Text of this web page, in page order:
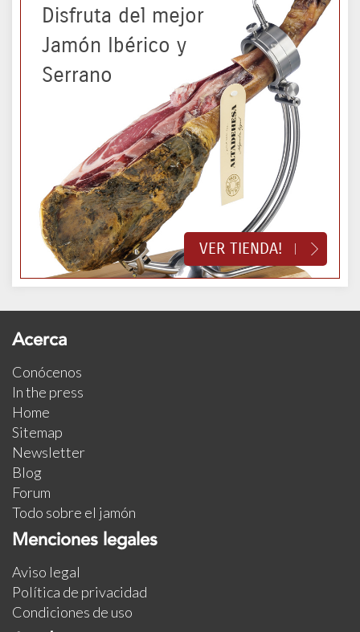
Disfruta del mejor
Jamón Ibérico y
Serrano
VER TIENDA!
Acerca
Conócenos
In the press
Home
Sitemap
Newsletter
Blog
Forum
Todo sobre el jamón
Menciones legales
Aviso legal
Política de privacidad
Condiciones de uso